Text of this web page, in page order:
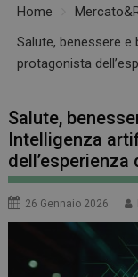
Home
Salute, benessere e
protagonista
Salute,
Intelligenza
dell’esperienza
26 Gennaio 2026